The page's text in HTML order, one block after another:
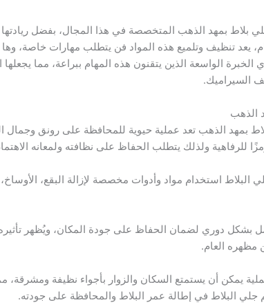
بلاط بمهد الذهب المتخصصة في هذا المجال، بفضل
يعد تنظيف وتلميع هذه المواد فن يتطلب مهارات خاصة،
الخبرة الواسعة الذين يتقنون هذه المهام ببراعة، مما يجعلها
السيراميك.
الذهب
بمهد الذهب تعد عملية حيوية للمحافظة على رونق وجمال
للرفاهية ولذلك يتطلب الحفاظ على نظافته ولمعانه
استخدام مواد وأدوات مخصصة لإزالة البقع،
بشكل دوري لضمان الحفاظ على جودة المكان، ويُظهر
مظهره العام.
يمكن أن يستمتع السكان والزوار بأجواء نظيفة ومشرقة،
جلي البلاط في إطالة عمر البلاط والمحافظة على جودته.